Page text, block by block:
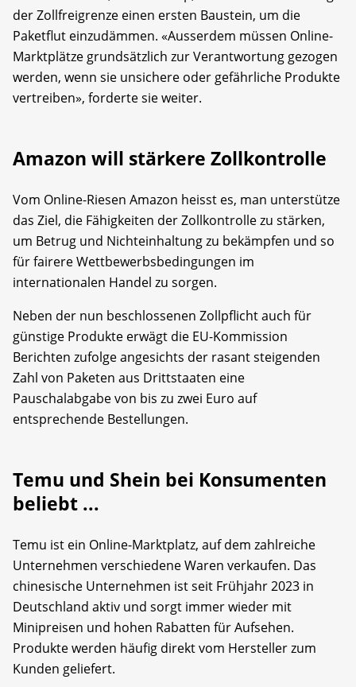
der Zollfreigrenze einen ersten Baustein, um die
Paketflut einzudämmen. «Ausserdem müssen Online-
Marktplätze grundsätzlich zur Verantwortung gezogen
werden, wenn sie unsichere oder gefährliche Produkte
vertreiben», forderte sie weiter.
Amazon will stärkere Zollkontrolle
Vom Online-Riesen Amazon heisst es, man unterstütze
das Ziel, die Fähigkeiten der Zollkontrolle zu stärken,
um Betrug und Nichteinhaltung zu bekämpfen und so
für fairere Wettbewerbsbedingungen im
internationalen Handel zu sorgen.
Neben der nun beschlossenen Zollpflicht auch für
günstige Produkte erwägt die EU-Kommission
Berichten zufolge angesichts der rasant steigenden
Zahl von Paketen aus Drittstaaten eine
Pauschalabgabe von bis zu zwei Euro auf
entsprechende Bestellungen.
Temu und Shein bei Konsumenten
beliebt ...
Temu ist ein Online-Marktplatz, auf dem zahlreiche
Unternehmen verschiedene Waren verkaufen. Das
chinesische Unternehmen ist seit Frühjahr 2023 in
Deutschland aktiv und sorgt immer wieder mit
Minipreisen und hohen Rabatten für Aufsehen.
Produkte werden häufig direkt vom Hersteller zum
Kunden geliefert.